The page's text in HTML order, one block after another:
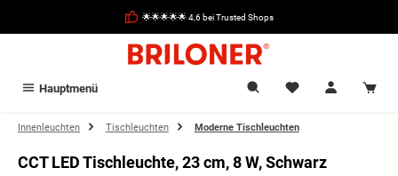
🌟🌟🌟🌟🌟 4,6 bei Trusted Shops
Hauptmenü
Innenleuchten Tischleuchten Moderne Tischleuchten
CCT LED Tischleuchte, 23 cm, 8 W, Schwarz